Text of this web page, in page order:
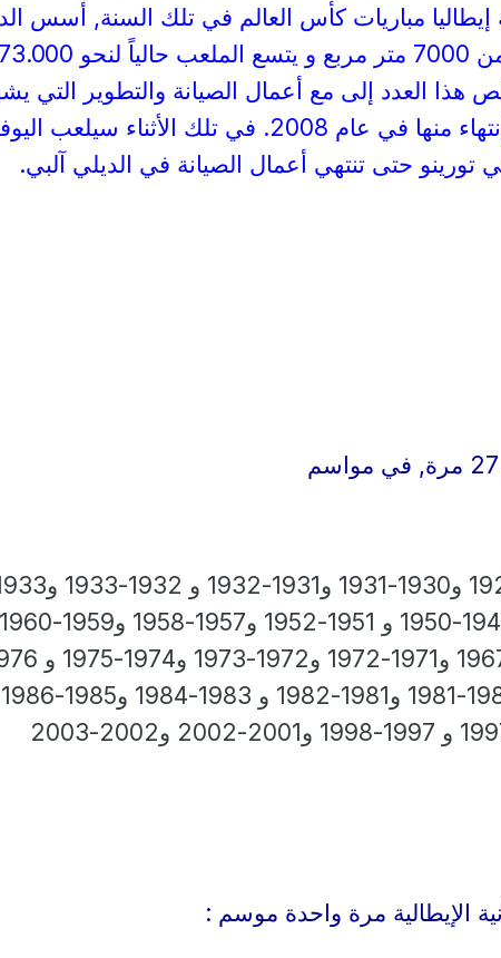
إيطاليا مباريات كأس العالم في تلك السنة, أسس
ألبي على مساحة أكبر من 7000 متر مربع و يتسع الملعب حالياً لنحو 73.000
العدد إلى مع أعمال الصيانة والتطوير التي
الملعب ومن المتوقع الإنتهاء منها في عام 2008. في تلك الأثناء سيلعب
تورينو حتى تنتهي أعمال الصيانة في الديلي آلبي.
1934 و1934-1935 و1949-1950 و 1951-1952 و1957-1958 و1959-1960
1977 و1977-1978 و1980-1981 و1981-1982 و 1983-1984 و1985-1986
الإيطالية مرة واحدة موسم :